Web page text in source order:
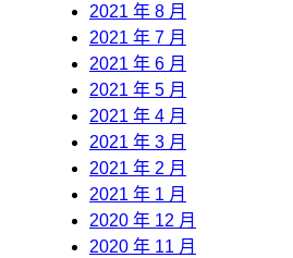
2021 年 8 月
2021 年 7 月
2021 年 6 月
2021 年 5 月
2021 年 4 月
2021 年 3 月
2021 年 2 月
2021 年 1 月
2020 年 12 月
2020 年 11 月